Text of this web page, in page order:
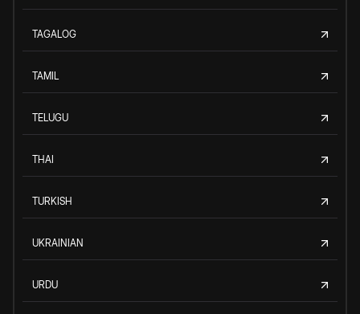
TAGALOG
TAMIL
TELUGU
THAI
TURKISH
UKRAINIAN
URDU